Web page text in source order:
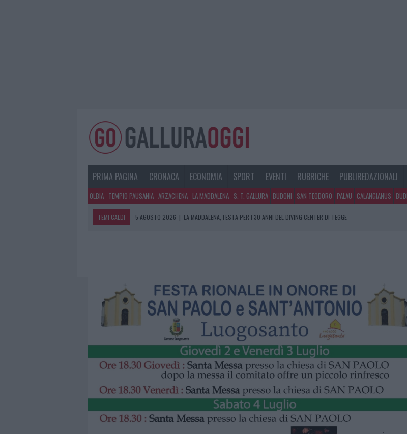
PRIMA PAGINA CRONACA ECONOMIA SPORT EVENTI RUBRICHE PUBLIREDAZIONALI
OLBIA TEMPIO PAUSANIA ARZACHENA LA MADDALENA S. T. GALLURA BUDONI SAN TEODORO PALAU CALANGIANUS
TEMI CALDI 5 AGOSTO 2026 | LA MADDALENA, FESTA PER I 30 ANNI DEL DIVING CENTER DI TEGGE
5 AGOSTO 2026 | “SUL FILO DEL DISCORSO”: SOLD OUT AD OLBIA PER IL READING SU ATZENI